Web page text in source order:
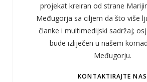
projekat kreiran od strane
Međugorja sa ciljem da što više
članke i multimedijski sadržaj;
bude izliječen u našem
Međugorju.
KONTAKTIRAJTE NAS